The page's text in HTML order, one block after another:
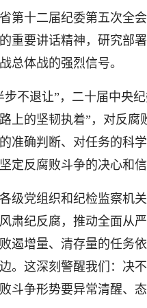
十二届纪委第五次全会
重要讲话精神，研究部
总体战的强烈信号。
退让”，二十届中央纪
上的坚韧执着”，对反
准确判断、对任务的科
定反腐败斗争的决心和
党组织和纪检监察机关
肃纪反腐，推动全面从
遏增量、清存量的任务
。这深刻警醒我们：决
斗争形势要异常清醒、